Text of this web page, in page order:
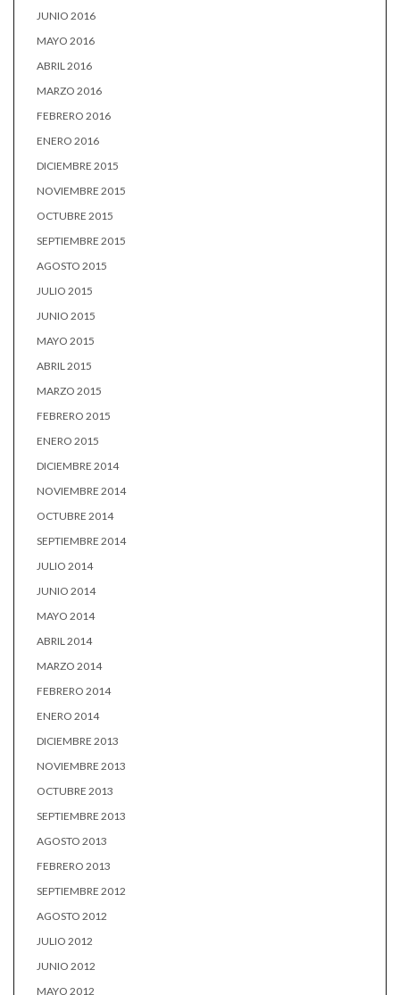
JUNIO 2016
MAYO 2016
ABRIL 2016
MARZO 2016
FEBRERO 2016
ENERO 2016
DICIEMBRE 2015
NOVIEMBRE 2015
OCTUBRE 2015
SEPTIEMBRE 2015
AGOSTO 2015
JULIO 2015
JUNIO 2015
MAYO 2015
ABRIL 2015
MARZO 2015
FEBRERO 2015
ENERO 2015
DICIEMBRE 2014
NOVIEMBRE 2014
OCTUBRE 2014
SEPTIEMBRE 2014
JULIO 2014
JUNIO 2014
MAYO 2014
ABRIL 2014
MARZO 2014
FEBRERO 2014
ENERO 2014
DICIEMBRE 2013
NOVIEMBRE 2013
OCTUBRE 2013
SEPTIEMBRE 2013
AGOSTO 2013
FEBRERO 2013
SEPTIEMBRE 2012
AGOSTO 2012
JULIO 2012
JUNIO 2012
MAYO 2012